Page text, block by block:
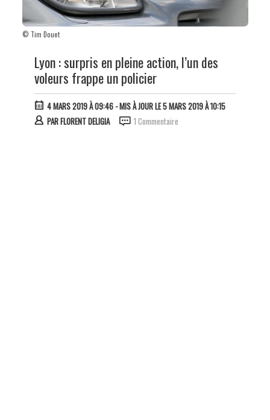
© Tim Douet
Lyon : surpris en pleine action, l’un des
voleurs frappe un policier
4 MARS 2019 À 09:46- MIS À JOUR LE 5 MARS 2019 À 10:15
PARFLORENT DELIGIA 1 Commentaire